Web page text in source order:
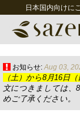
日本国内向けに
お知らせ: Aug 03,
（土）から8月16日
文につきましては、
めご了承ください。